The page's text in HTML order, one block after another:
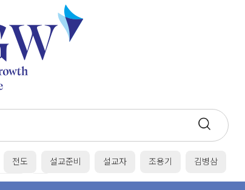
전도 설교준비 설교자 조용기
김병삼
비
/